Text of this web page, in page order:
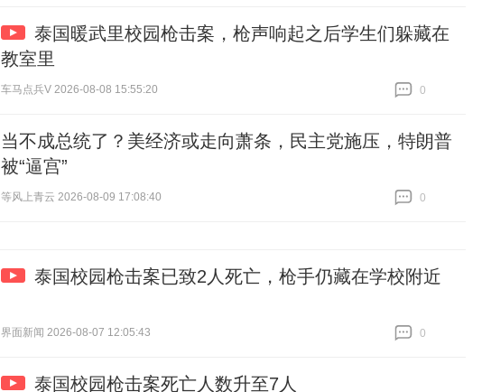
泰国暖武里校园枪击案，枪声响起之后学生们躲藏在
教室里
车马点兵V 2026-08-08 15:55:20
0
当不成总统了？美经济或走向萧条，民主党施压，特朗普
被“逼宫”
等风上青云 2026-08-09 17:08:40
0
泰国校园枪击案已致2人死亡，枪手仍藏在学校附近
界面新闻 2026-08-07 12:05:43
0
泰国校园枪击案死亡人数升至7人